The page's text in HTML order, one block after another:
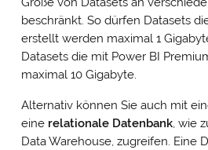
beschränkt. So dürfen Datasets
erstellt werden maximal 1
Datasets die mit Power BI
maximal 10 Gigabyte.
Alternativ können Sie auch mit
eine relationale Datenbank, wie
Data Warehouse, zugreifen. Eine